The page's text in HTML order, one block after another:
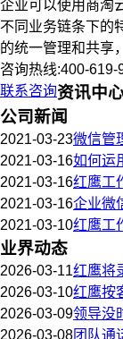
企业可以使用商淘
不同业务链条下的
的统一管理和共享
咨询热线:400-619-
联系咨询资讯中
公司新闻
2021-03-23微信管
2021-03-16如何运
2021-03-16红鹰工
2021-03-16企业微
2021-03-10红鹰工
业界动态
2026-03-11红鹰将
2026-03-10红鹰按
2026-03-09领导没
2026-03-08团队通